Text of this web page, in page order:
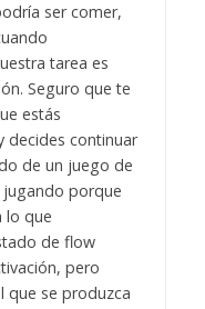
ser comer,
tarea es
Seguro que te
estás
decides continuar
de un juego de
porque
lo que
de flow
pero
que se produzca